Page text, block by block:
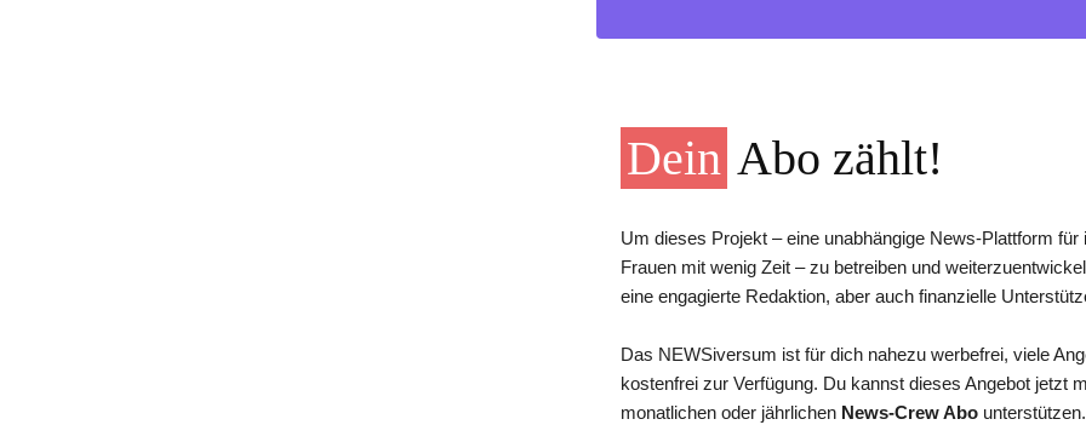
Dein Abo zählt!
Um dieses Projekt – eine unabhängige News-Plattform für
Frauen mit wenig Zeit – zu betreiben und
eine engagierte Redaktion, aber auch finanzielle
Das NEWSiversum ist für dich nahezu werbefrei, viele
kostenfrei zur Verfügung. Du kannst dieses Angebot jetzt
monatlichen oder jährlichen News-Crew Abo unterstützen.